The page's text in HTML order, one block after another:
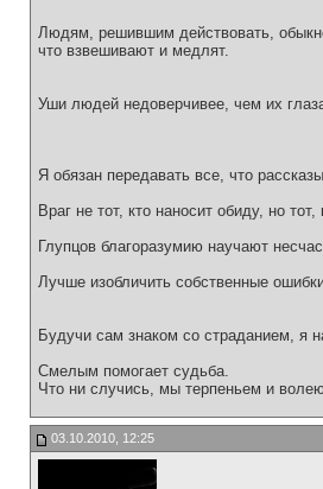
Людям, решившим действовать,
что взвешивают и медлят.
Уши людей недоверчивее, чем их
Я обязан передавать все, что
Враг не тот, кто наносит обиду, но
Глупцов благоразумию научают
Лучше изобличить собственные
Будучи сам знаком со страданием, я
Смелым помогает судьба.
Что ни случись, мы терпеньем и
03.10.2010, 12:25